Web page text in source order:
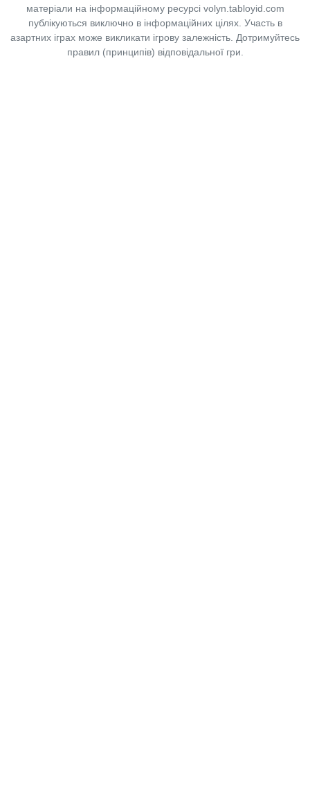
матеріали на інформаційному ресурсі volyn.tabloyid.com
публікуються виключно в інформаційних цілях. Участь в
азартних іграх може викликати ігрову залежність. Дотримуйтесь
правил (принципів) відповідальної гри.